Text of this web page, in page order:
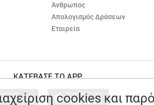
Άνθρωπος
Απολογισμός Δράσεων
Εταιρεία
ΚΑΤΕΒΑΣΕ ΤΟ APP
cookies και